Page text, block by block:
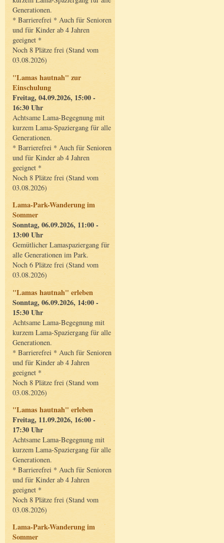
Generationen.
* Barrierefrei * Auch für Senioren
und für Kinder ab 4 Jahren
geeignet *
Noch 8 Plätze frei (Stand vom
03.08.2026)
"Lamas hautnah" zur
Einschulung
Freitag, 04.09.2026, 15:00 -
16:30 Uhr
Achtsame Lama-Begegnung mit
kurzem Lama-Spaziergang für alle
Generationen.
* Barrierefrei * Auch für Senioren
und für Kinder ab 4 Jahren
geeignet *
Noch 8 Plätze frei (Stand vom
03.08.2026)
Lama-Park-Wanderung im
Sommer
Sonntag, 06.09.2026, 11:00 -
13:00 Uhr
Gemütlicher Lamaspaziergang für
alle Generationen im Park.
Noch 6 Plätze frei (Stand vom
03.08.2026)
"Lamas hautnah" erleben
Sonntag, 06.09.2026, 14:00 -
15:30 Uhr
Achtsame Lama-Begegnung mit
kurzem Lama-Spaziergang für alle
Generationen.
* Barrierefrei * Auch für Senioren
und für Kinder ab 4 Jahren
geeignet *
Noch 8 Plätze frei (Stand vom
03.08.2026)
"Lamas hautnah" erleben
Freitag, 11.09.2026, 16:00 -
17:30 Uhr
Achtsame Lama-Begegnung mit
kurzem Lama-Spaziergang für alle
Generationen.
* Barrierefrei * Auch für Senioren
und für Kinder ab 4 Jahren
geeignet *
Noch 8 Plätze frei (Stand vom
03.08.2026)
Lama-Park-Wanderung im
Sommer